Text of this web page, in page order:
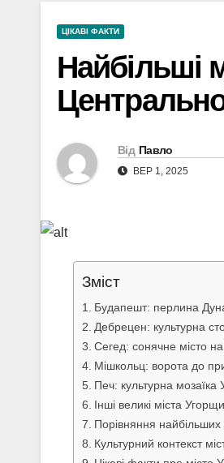
ЦІКАВІ ФАКТИ
Найбільші
Від Павло
ВЕР 1, 2025
Зміст
Будапешт: перлина
Дебрецен: культурна
Сегед: сонячне місто на
Мішкольц: ворота до
Печ: культурна мозаїка
Інші великі міста
Порівняння
Культурний контекст